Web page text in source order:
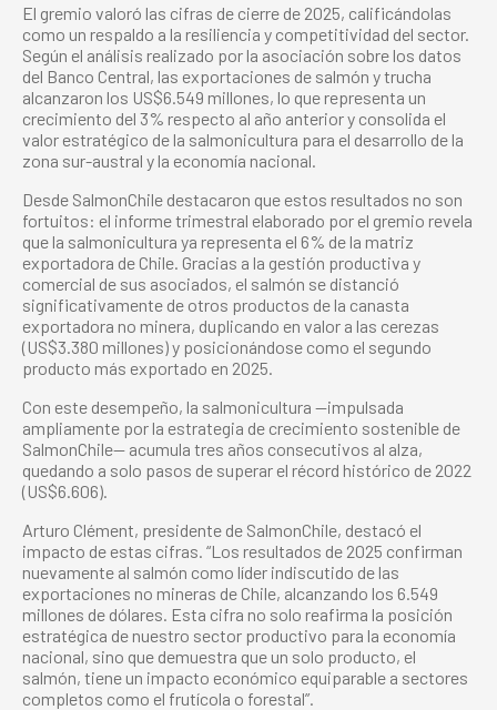
El gremio valoró las cifras de cierre de 2025, calificándolas
como un respaldo a la resiliencia y competitividad del sector.
Según el análisis realizado por la asociación sobre los datos
del Banco Central, las exportaciones de salmón y trucha
alcanzaron los US$6.549 millones, lo que representa un
crecimiento del 3% respecto al año anterior y consolida el
valor estratégico de la salmonicultura para el desarrollo de la
zona sur-austral y la economía nacional.
Desde SalmonChile destacaron que estos resultados no son
fortuitos: el informe trimestral elaborado por el gremio revela
que la salmonicultura ya representa el 6% de la matriz
exportadora de Chile. Gracias a la gestión productiva y
comercial de sus asociados, el salmón se distanció
significativamente de otros productos de la canasta
exportadora no minera, duplicando en valor a las cerezas
(US$3.380 millones) y posicionándose como el segundo
producto más exportado en 2025.
Con este desempeño, la salmonicultura —impulsada
ampliamente por la estrategia de crecimiento sostenible de
SalmonChile— acumula tres años consecutivos al alza,
quedando a solo pasos de superar el récord histórico de 2022
(US$6.606).
Arturo Clément, presidente de SalmonChile, destacó el
impacto de estas cifras. “Los resultados de 2025 confirman
nuevamente al salmón como líder indiscutido de las
exportaciones no mineras de Chile, alcanzando los 6.549
millones de dólares. Esta cifra no solo reafirma la posición
estratégica de nuestro sector productivo para la economía
nacional, sino que demuestra que un solo producto, el
salmón, tiene un impacto económico equiparable a sectores
completos como el frutícola o forestal”.